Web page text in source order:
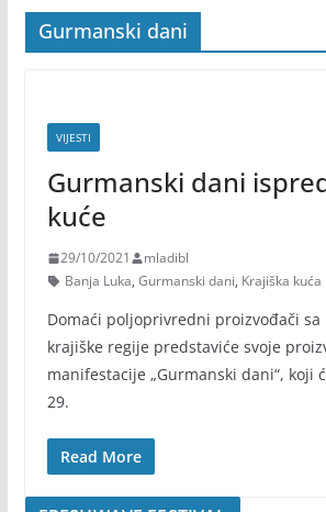
Gurmanski dani
VIJESTI
Gurmanski dani
kuće
29/10/2021
mladibl
Banja Luka, Gurmanski dani, Krajiška kuća
Domaći poljoprivredni proizvođači sa
krajiške regije predstaviće svoje
manifestacije „Gurmanski dani“, koji
29.
Read More